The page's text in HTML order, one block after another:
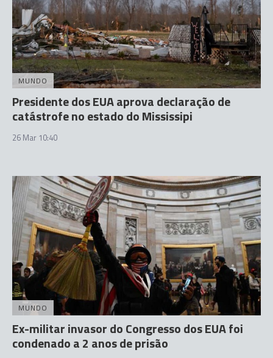
MUNDO
Presidente dos EUA aprova declaração de
catástrofe no estado do Mississipi
26 Mar 10:40
MUNDO
Ex-militar invasor do Congresso dos EUA foi
condenado a 2 anos de prisão